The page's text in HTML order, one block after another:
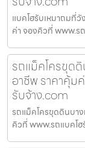
แบคโฮรับเหมาถมที่
ค่า จองคิวที่ www.ร
รถแม็คโครขุด
อาชีพ ราคาคุ้ม
รับจ้าง.com
รถแม็คโครขุดดินบา
คิวที่ www.รถแบคโ